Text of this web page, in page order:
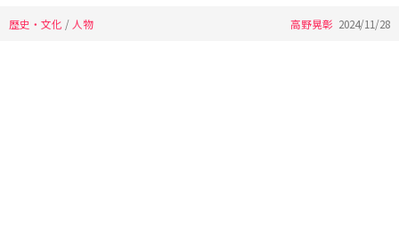
歴史・文化 / 人物 高野晃彰 2024/11/28